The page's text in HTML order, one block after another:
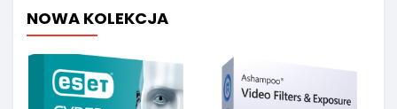
NOWA KOLEKCJA